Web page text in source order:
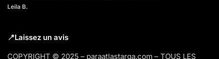
Leila B.
📍Laissez un avis
COPYRIGHT © 2025 – paraatlastarga.com – TOUS LES